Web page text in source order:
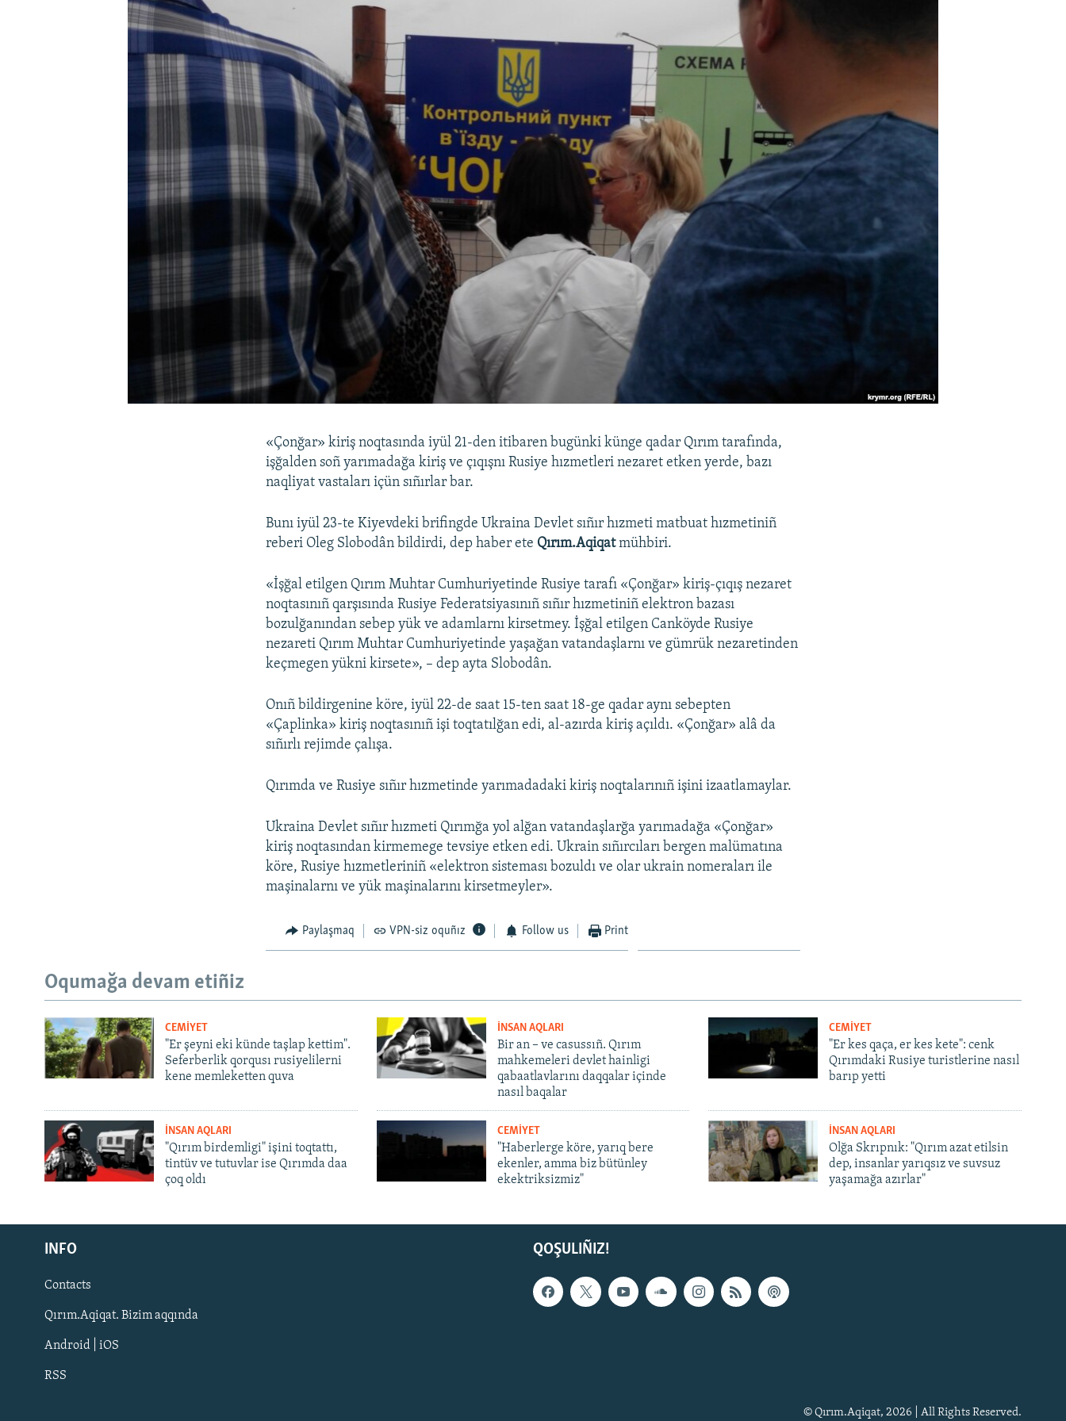
Русский
Українською
QOŞULIÑIZ!
«Çonğar» kiriş noqtasında iyül 21-den itibaren bugünki künge qadar Qırım tarafında,
işğalden soñ yarımadağa kiriş ve çıqışnı Rusiye hızmetleri nezaret etken yerde, bazı
naqliyat vastaları içün sıñırlar bar.
Bunı iyül 23-te Kiyevdeki brifingde Ukraina Devlet sıñır hızmeti matbuat hızmetiniñ
reberi Oleg Slobodân bildirdi, dep haber ete Qırım.Aqiqatmühbiri.
«İşğal etilgen Qırım Muhtar Cumhuriyetinde Rusiye tarafı «Çonğar» kiriş-çıqış nezaret
noqtasınıñ qarşısında Rusiye Federatsiyasınıñ sıñır hızmetiniñ elektron bazası
bozulğanından sebep yük ve adamlarnı kirsetmey. İşğal etilgen Canköyde Rusiye
nezareti Qırım Muhtar Cumhuriyetinde yaşağan vatandaşlarnı ve gümrük nezaretinden
keçmegen yükni kirsete», – dep ayta Slobodân.
Onıñ bildirgenine köre, iyül 22-de saat 15-ten saat 18-ge qadar aynı sebepten
«Çaplinka» kiriş noqtasınıñ işi toqtatılğan edi, al-azırda kiriş açıldı. «Çonğar» alâ da
sıñırlı rejimde çalışa.
Qırımda ve Rusiye sıñır hızmetinde yarımadadaki kiriş noqtalarınıñ işini izaatlamaylar.
Ukraina Devlet sıñır hızmeti Qırımğa yol alğan vatandaşlarğa yarımadağa «Çonğar»
kiriş noqtasından kirmemege tevsiye etken edi. Ukrain sıñırcıları bergen malümatına
köre, Rusiye hızmetleriniñ «elektron sisteması bozuldı ve olar ukrain nomeraları ile
maşinalarnı ve yük maşinalarını kirsetmeyler».
Paylaşmaq VPN-siz oquñız Follow us Print
Oqumağa devam etiñiz
CEMİYET
"Er şeyni eki künde taşlap kettim".
Seferberlik qorqusı rusiyelilerni
kene memleketten quva
İNSAN AQLARI
Bir an – ve casussıñ. Qırım
mahkemeleri devlet hainligi
qabaatlavlarını daqqalar içinde
nasıl baqalar
CEMİYET
"Er kes qaça, er kes kete": cenk
Qırımdaki Rusiye turistlerine nasıl
barıp yetti
İNSAN AQLARI
"Qırım birdemligi" işini toqtattı,
tintüv ve tutuvlar ise Qırımda daa
çoq oldı
CEMİYET
"Haberlerge köre, yarıq bere
ekenler, amma biz bütünley
ekektriksizmiz"
İNSAN AQLARI
Olğa Skrıpnık: "Qırım azat etilsin
dep, insanlar yarıqsız ve suvsuz
yaşamağa azırlar"
QOŞULIÑIZ!
INFO
Contacts
Qırım.Aqiqat. Bizim aqqında
Android | iOS
RSS
© Qırım.Aqiqat, 2026 | All Rights Reserved.